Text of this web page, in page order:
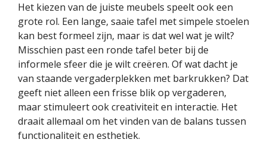
Het kiezen van de juiste meubels speelt ook een
grote rol. Een lange, saaie tafel met simpele stoelen
kan best formeel zijn, maar is dat wel wat je wilt?
Misschien past een ronde tafel beter bij de
informele sfeer die je wilt creëren. Of wat dacht je
van staande vergaderplekken met barkrukken? Dat
geeft niet alleen een frisse blik op vergaderen,
maar stimuleert ook creativiteit en interactie. Het
draait allemaal om het vinden van de balans tussen
functionaliteit en esthetiek.